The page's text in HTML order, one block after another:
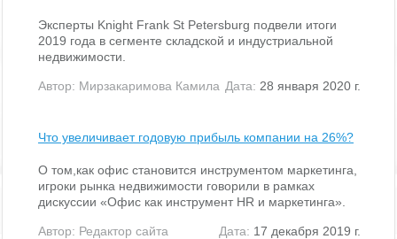
Эксперты Knight Frank St Petersburg подвели итоги
2019 года в сегменте складской и индустриальной
недвижимости.
Автор: Мирзакаримова Камила Дата: 28 января 2020 г.
Что увеличивает годовую прибыль компании на 26%?
О том,как офис становится инструментом маркетинга,
игроки рынка недвижимости говорили в рамках
дискуссии «Офис как инструмент HR и маркетинга».
Автор: Редактор сайта Дата: 17 декабря 2019 г.